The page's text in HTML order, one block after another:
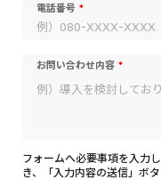
電話番号
お問い合わせ内容
フォームへ必要事項を入力
き、「入力内容の送信」ボ